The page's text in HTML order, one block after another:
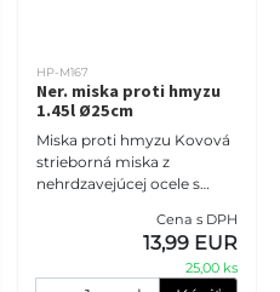
HP-M167
Ner. miska proti hmyzu
1.45l Ø25cm
Miska proti hmyzu Kovová
strieborná miska z
nehrdzavejúcej ocele s
pre potraviny a vodu,
zabraňuje hmyzu dostať sa
Cena s DPH
13,99 EUR
25,00 ks